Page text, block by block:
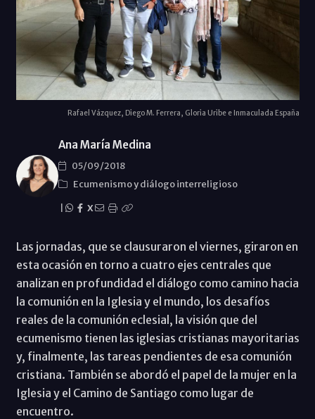
Rafael Vázquez, Diego M. Ferrera, Gloria Uribe e Inmaculada España
Ana María Medina
05/09/2018
Ecumenismo y diálogo interreligioso
X
Las jornadas, que se clausuraron el viernes, giraron en
esta ocasión en torno a cuatro ejes centrales que
analizan en profundidad el diálogo como camino hacia
la comunión en la Iglesia y el mundo, los desafíos
reales de la comunión eclesial, la visión que del
ecumenismo tienen las iglesias cristianas mayoritarias
y, finalmente, las tareas pendientes de esa comunión
cristiana. También se abordó el papel de la mujer en la
Iglesia y el Camino de Santiago como lugar de
encuentro.